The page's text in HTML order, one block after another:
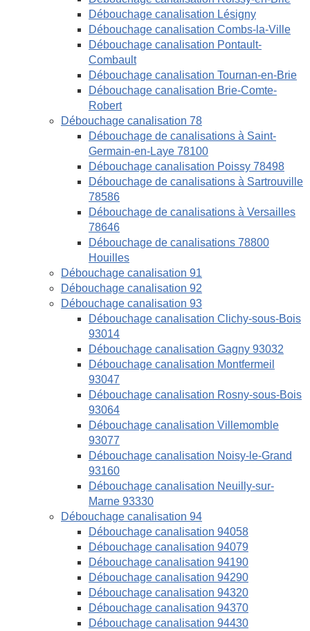
Débouchage canalisation Lésigny
Débouchage canalisation Combs-la-Ville
Débouchage canalisation Pontault-
Combault
Débouchage canalisation Tournan-en-Brie
Débouchage canalisation Brie-Comte-
Robert
Débouchage canalisation 78
Débouchage de canalisations à Saint-
Germain-en-Laye 78100
Débouchage canalisation Poissy 78498
Débouchage de canalisations à Sartrouville
78586
Débouchage de canalisations à Versailles
78646
Débouchage de canalisations 78800
Houilles
Débouchage canalisation 91
Débouchage canalisation 92
Débouchage canalisation 93
Débouchage canalisation Clichy-sous-Bois
93014
Débouchage canalisation Gagny 93032
Débouchage canalisation Montfermeil
93047
Débouchage canalisation Rosny-sous-Bois
93064
Débouchage canalisation Villemomble
93077
Débouchage canalisation Noisy-le-Grand
93160
Débouchage canalisation Neuilly-sur-
Marne 93330
Débouchage canalisation 94
Débouchage canalisation 94058
Débouchage canalisation 94079
Débouchage canalisation 94190
Débouchage canalisation 94290
Débouchage canalisation 94320
Débouchage canalisation 94370
Débouchage canalisation 94430